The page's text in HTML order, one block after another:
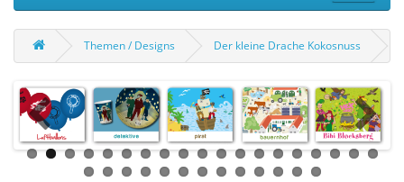
Themen / Designs Der kleine Drache Kokosnuss